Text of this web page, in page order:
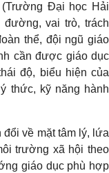
Đại học Hải
vai trò, trách
thể, đội ngũ giáo
cần được giáo dục
độ, biểu hiện của
thức, kỹ năng hành
về mặt tâm lý, lứa
trường xã hội theo
giáo dục phù hợp